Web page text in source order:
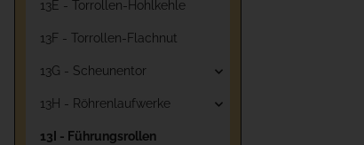
13E - Torrollen-Hohlkehle
13F - Torrollen-Flachnut
13G - Scheunentor
13H - Röhrenlaufwerke
13I - Führungsrollen